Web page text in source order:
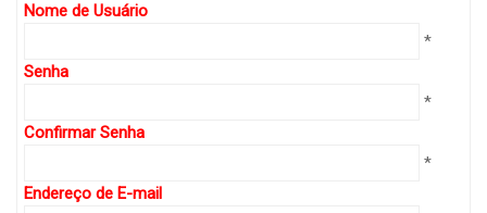
Nome de Usuário
*
Senha
*
Confirmar Senha
*
Endereço de E-mail